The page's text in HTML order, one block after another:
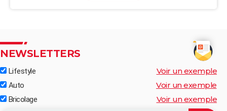
NEWSLETTERS
Lifestyle Voir un exemple
Auto Voir un exemple
Bricolage Voir un exemple